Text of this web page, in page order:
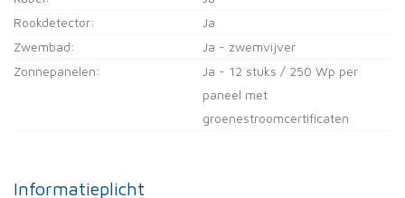
Rookdetector:
Ja
Zwembad:
Ja - zwemvijver
Zonnepanelen:
Ja - 12 stuks / 250 Wp per
paneel met
groenestroomcertificaten
Informatieplicht